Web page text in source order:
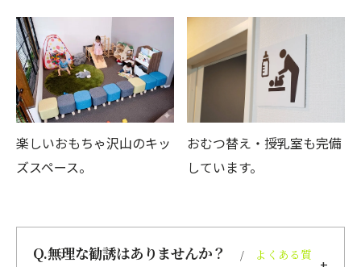
楽しいおもちゃ沢山のキッ
ズスペース。
おむつ替え・授乳室も完備
しています。
Q.無理な勧誘はありませんか？
よくある質